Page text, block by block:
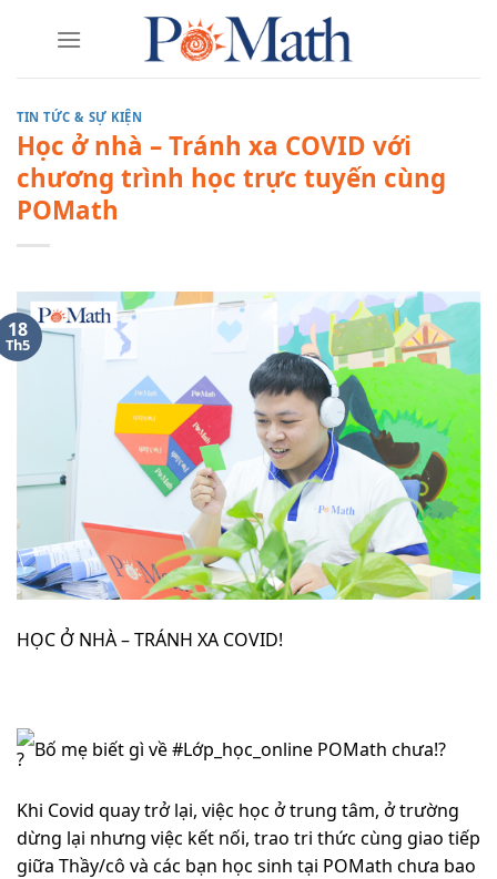
TIN TỨC & SỰ KIỆN
Học ở nhà – Tránh xa COVID với
chương trình học trực tuyến cùng
POMath
18
Th5
HỌC Ở NHÀ – TRÁNH XA COVID!
Bố mẹ biết gì về #Lớp_học_online POMath chưa!?
Khi Covid quay trở lại, việc học ở trung tâm, ở trường
dừng lại nhưng việc kết nối, trao tri thức cùng giao tiếp
giữa Thầy/cô và các bạn học sinh tại POMath chưa bao